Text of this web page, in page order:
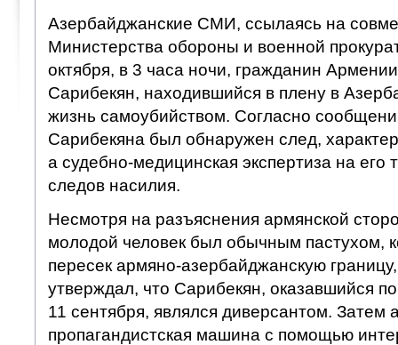
Азербайджанские СМИ, ссылаясь на
Министерства обороны и военной
октября, в 3 часа ночи, гражданин
Сарибекян, находившийся в плену в
жизнь самоубийством. Согласно
Сарибекяна был обнаружен след,
а судебно-медицинская экспертиза на его
следов насилия.
Несмотря на разъяснения армянской
молодой человек был обычным пастухом,
пересек армяно-азербайджанскую
утверждал, что Сарибекян, оказавшийся
11 сентября, являлся диверсантом. Затем
пропагандистская машина с помощью